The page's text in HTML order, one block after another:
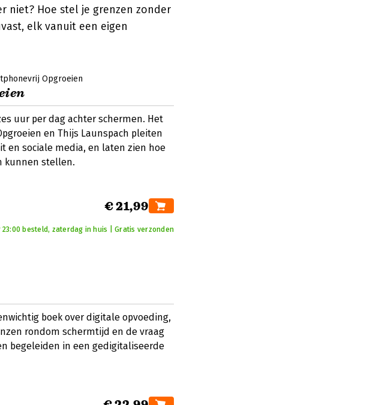
niet? Hoe stel je grenzen zonder
elk vanuit een eigen
Opgroeien
uur per dag achter schermen. Het
en Thijs Launspach pleiten
en sociale media, en laten zien hoe
kunnen stellen.
€ 21,99
besteld, zaterdag in huis | Gratis verzonden
boek over digitale opvoeding,
rondom schermtijd en de vraag
begeleiden in een gedigitaliseerde